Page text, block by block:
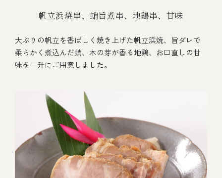
帆立浜焼串、蛸旨煮串、地鶏串、甘味
大ぶりの帆立を香ばしく焼き上げた帆立浜焼、旨ダレで
柔らかく煮込んだ蛸、木の芽が香る地鶏、お口直しの甘
味を一升にご用意しました。